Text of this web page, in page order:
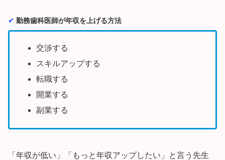
✔︎ 勤務歯科医師が年収を上げる方法
交渉する
スキルアップする
転職する
開業する
副業する
「年収が低い」「もっと年収アップしたい」と言う先生